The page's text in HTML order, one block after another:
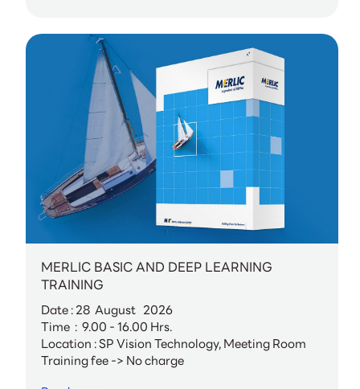
MERLIC BASIC AND DEEP LEARNING
TRAINING
Date : 28 August 2026
Time : 9.00 - 16.00 Hrs.
Location : SP Vision Technology, Meeting Room
Training fee -> No charge